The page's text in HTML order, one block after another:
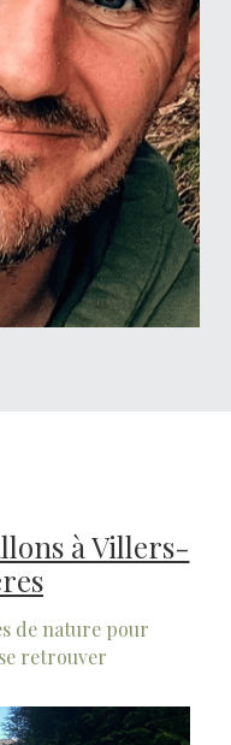
à Villers-
de nature pour
retrouver